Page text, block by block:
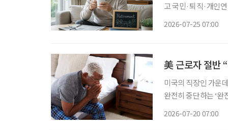
고 국민·퇴직·개인
2026-07-25 07:00
美 근로자 절반
미국의 직장인 가운
완전히 중단하는 ‘
2026-07-20 07:00